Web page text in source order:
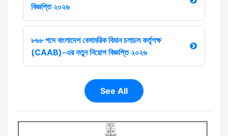
বিজ্ঞপ্তি ২০২৬
৮৬৮ পদে বাংলাদেশ বেসামরিক বিমান চলাচল কর্তৃপক্ষ
(CAAB)-এর নতুন নিয়োগ বিজ্ঞপ্তি ২০২৬
See All